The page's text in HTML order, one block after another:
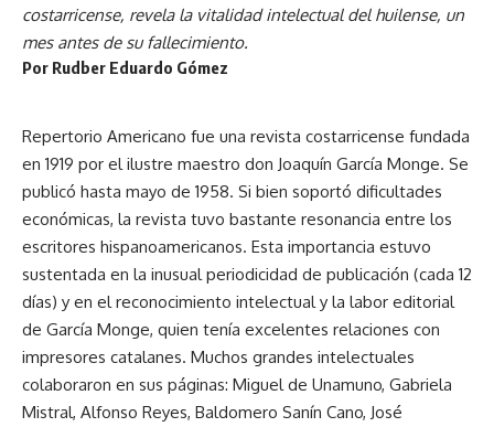
costarricense, revela la vitalidad intelectual del huilense, un
mes antes de su fallecimiento.
Por Rudber Eduardo Gómez
Repertorio Americano fue una revista costarricense fundada
en 1919 por el ilustre maestro don Joaquín García Monge. Se
publicó hasta mayo de 1958. Si bien soportó dificultades
económicas, la revista tuvo bastante resonancia entre los
escritores hispanoamericanos. Esta importancia estuvo
sustentada en la inusual periodicidad de publicación (cada 12
días) y en el reconocimiento intelectual y la labor editorial
de García Monge, quien tenía excelentes relaciones con
impresores catalanes. Muchos grandes intelectuales
colaboraron en sus páginas: Miguel de Unamuno, Gabriela
Mistral, Alfonso Reyes, Baldomero Sanín Cano, José